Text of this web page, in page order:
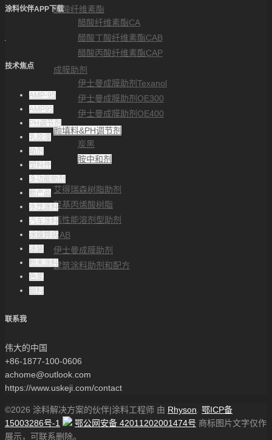
醋酸纤维素酯
醋酸纤维素酯CA
醋酸丁酸纤维素酯CAB
醋酸丙酸纤维素酯CAP
成膜助剂
伊士曼成膜助剂Texanol
伊士曼成膜助剂OE300
伊士曼成膜助剂OE400
颜填料&PH调节剂
炭黑
胺中和剂
解决方案
艾得瑞森树脂助剂
羟基丙烯酸树脂
高性能溶剂型助剂
CAB
伊士曼成膜助剂
建筑涂料助剂和配方
帮助中心
联系方式
涂料伙伴APP下载
技术焦点
AMP-95
AMP95
PH调节剂
乳胶漆
助剂
塑料件
多功能助剂
新产品
水性涂料
汽车涂料
涂膜弊病
涂装
粉末涂料
色浆
颜料
联系我
伟大的中国
+86-1877-100-0606
achome@outlook.com
https://www.uskeji.com/contact
©2026 涂料解决方案的伙伴|涂料工程师 由 Rhyson 鄂ICP备
15003286号-1
鄂公网安备 42011202001474号 商标图片文字仅作
展示，可联系删除。